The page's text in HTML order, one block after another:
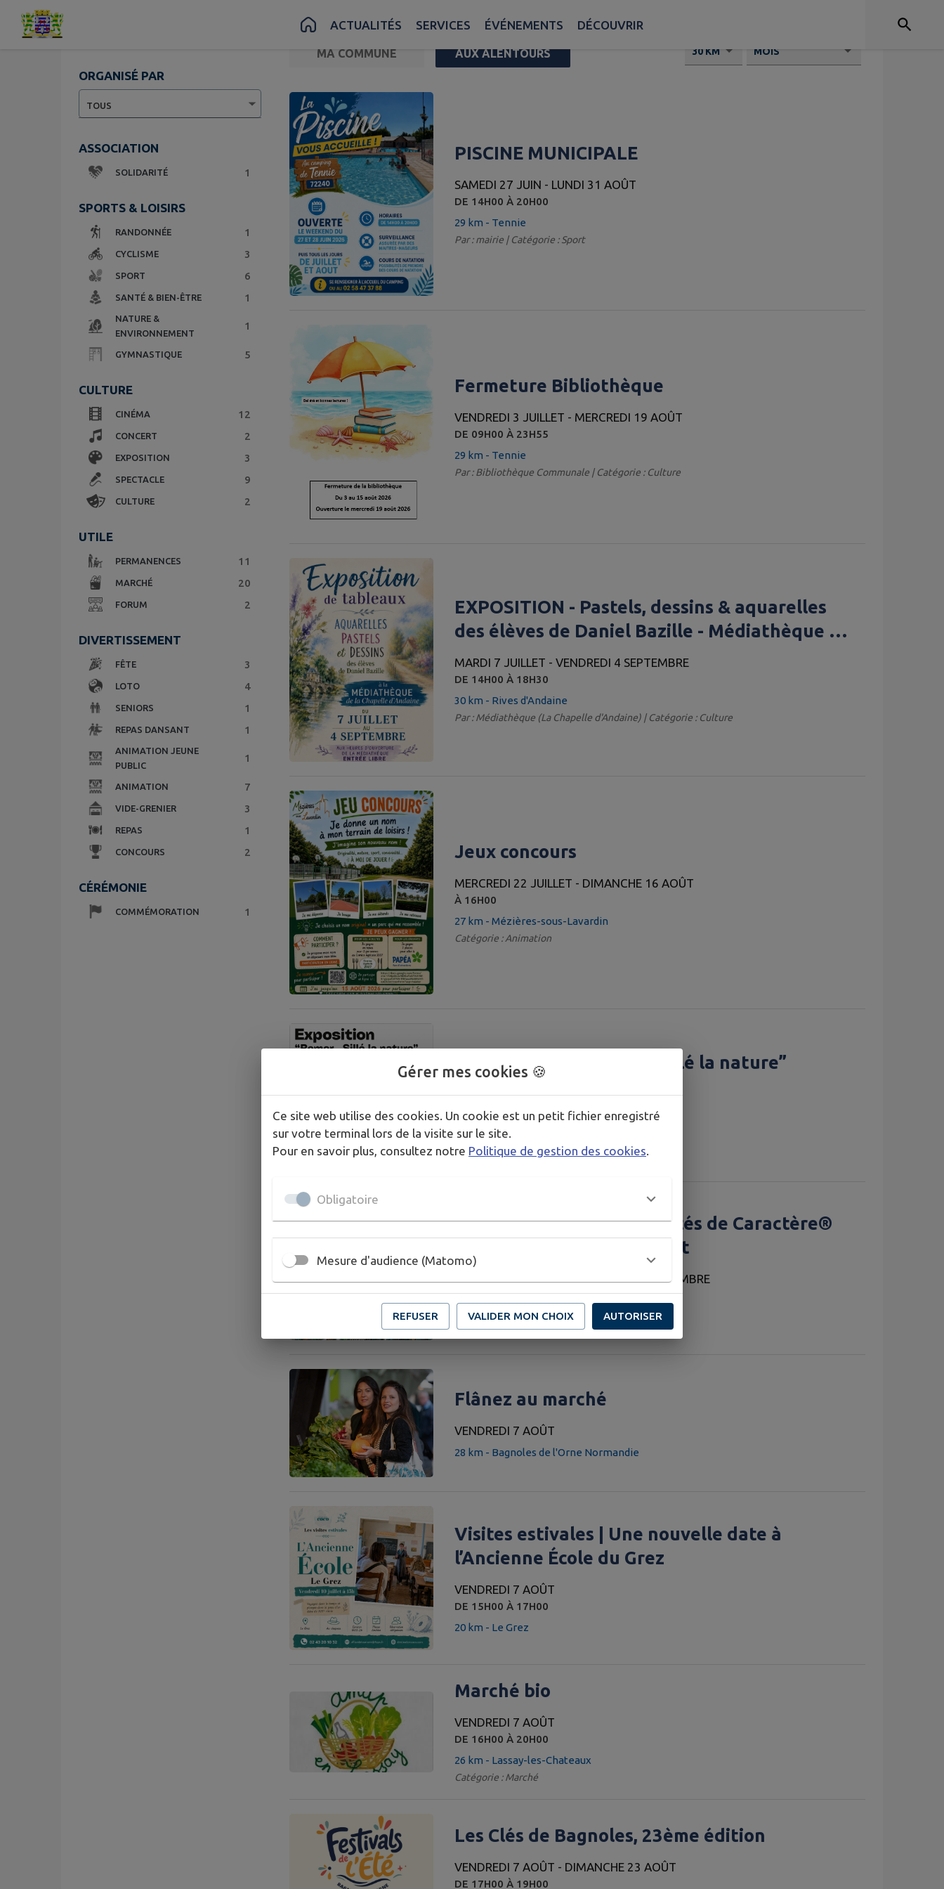
Contenu ACTUALITÉS SERVICES ÉVÉNEMENTS DÉCOUVRIR
ORGANISÉ PAR
ASSOCIATION
SOLIDARITÉ 1
SPORTS & LOISIRS
RANDONNÉE 1
CYCLISME 3
SPORT 6
SANTÉ & BIEN-ÊTRE 1
NATURE &
ENVIRONNEMENT
1
GYMNASTIQUE 5
CULTURE
CINÉMA 12
CONCERT 2
EXPOSITION 3
SPECTACLE 9
CULTURE 2
UTILE
PERMANENCES 11
MARCHÉ 20
FORUM 2
DIVERTISSEMENT
FÊTE 3
LOTO 4
SENIORS 1
REPAS DANSANT 1
ANIMATION JEUNE
PUBLIC
1
ANIMATION 7
VIDE-GRENIER 3
REPAS 1
CONCOURS 2
CÉRÉMONIE
COMMÉMORATION 1
MA COMMUNE AUX ALENTOURS
FILTRE ACTIF
PISCINE MUNICIPALE
SAMEDI 27 JUIN - LUNDI 31 AOÛT
DE 14H00 À 20H00
29 km - Tennie
Par : mairie | Catégorie : Sport
Fermeture Bibliothèque
VENDREDI 3 JUILLET - MERCREDI 19 AOÛT
DE 09H00 À 23H55
29 km - Tennie
Par : Bibliothèque Communale | Catégorie : Culture
EXPOSITION - Pastels, dessins & aquarelles
des élèves de Daniel Bazille - Médiathèque de
la Chapelle
MARDI 7 JUILLET - VENDREDI 4 SEPTEMBRE
DE 14H00 À 18H30
30 km - Rives d'Andaine
Par : Médiathèque (La Chapelle d'Andaine) | Catégorie : Culture
Jeux concours
MERCREDI 22 JUILLET - DIMANCHE 16 AOÛT
À 16H00
27 km - Mézières-sous-Lavardin
Catégorie : Animation
🎨 Exposition “Remer… Sillé la nature”
DIMANCHE 2 AOÛT - DIMANCHE 16 AOÛT
17 km - Sillé-le-Guillaume
Catégorie : Exposition
Exposition : Les Petites Cités de Caractère®
de la Sarthe vues d’en haut
MERCREDI 5 AOÛT - DIMANCHE 20 SEPTEMBRE
20 km - Sillé-le-Guillaume
Catégorie : Exposition
Flânez au marché
VENDREDI 7 AOÛT
28 km - Bagnoles de l'Orne Normandie
Visites estivales | Une nouvelle date à
l’Ancienne École du Grez
VENDREDI 7 AOÛT
DE 15H00 À 17H00
20 km - Le Grez
Marché bio
VENDREDI 7 AOÛT
DE 16H00 À 20H00
26 km - Lassay-les-Chateaux
Catégorie : Marché
Les Clés de Bagnoles, 23ème édition
VENDREDI 7 AOÛT - DIMANCHE 23 AOÛT
DE 17H00 À 19H00
Gérer mes cookies 🍪
Ce site web utilise des cookies. Un cookie est un petit fichier enregistré
sur votre terminal lors de la visite sur le site.
Pour en savoir plus, consultez notre Politique de gestion des cookies.
Obligatoire
Mesure d'audience (Matomo)
REFUSER VALIDER MON CHOIX AUTORISER